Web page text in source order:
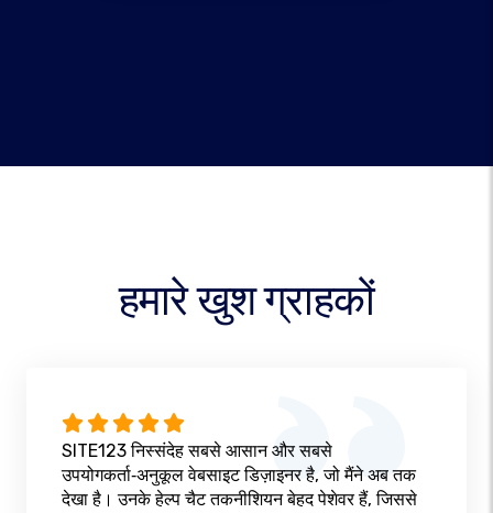
हमारे खुश ग्राहकों
SITE123 निस्संदेह सबसे आसान और सबसे
उपयोगकर्ता‑अनुकूल वेबसाइट डिज़ाइनर है, जो मैंने अब तक
देखा है। उनके हेल्प चैट तकनीशियन बेहद पेशेवर हैं, जिससे